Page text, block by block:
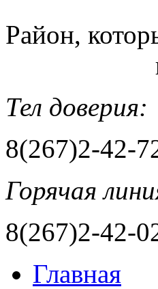
Район,
Тел доверия:
8(267)2-42-
Горячая
8(267)2-42-
Главная